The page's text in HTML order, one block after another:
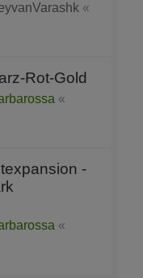
«
Rot-Gold
«
-
«